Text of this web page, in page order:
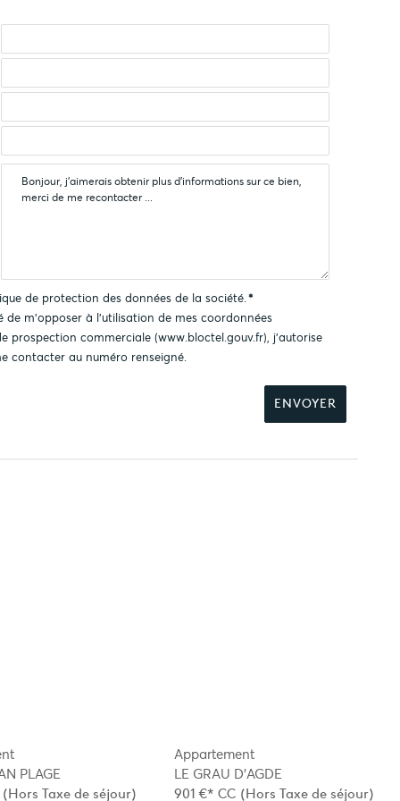
de protection des donnéesde la société.*
de m'opposer à l'utilisation de mes coordonnées
prospection commerciale (www.bloctel.gouv.fr), j'autorise
contacter au numéro renseigné.
PLAGE
Taxe de séjour)
Appartement
LE GRAU D'AGDE
901 €* CC(Hors Taxe de séjour)